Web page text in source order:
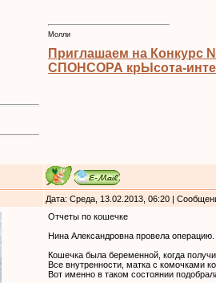
Молли
Приглашаем на
СПОНСОРА крЫсота-
Дата: Среда, 13.02.2013, 06:20 |
Отчеты по кошечке
Нина Александровна провела операцию.
Кошечка была беременной, когда
Все внутренности, матка с комочками
Вот именно в таком состоянии